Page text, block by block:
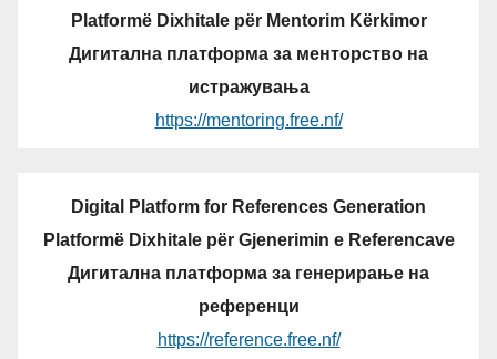
Platformë Dixhitale për Mentorim Kërkimor
Дигитална платформа за менторство на
истражувања
https://mentoring.free.nf/
Digital Platform for References Generation
Platformë Dixhitale për Gjenerimin e Referencave
Дигитална платформа за генерирање на
референци
https://reference.free.nf/